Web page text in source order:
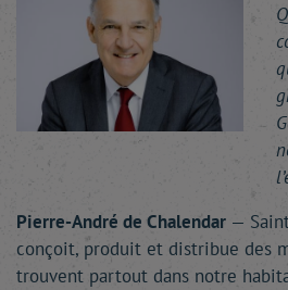
Pierre-André de Chalendar —
conçoit, produit et distribue des
trouvent partout dans notre